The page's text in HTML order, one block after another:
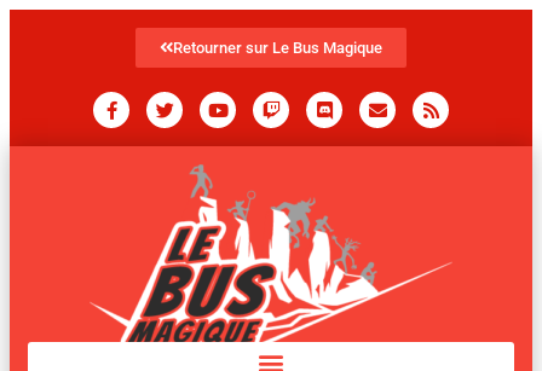
Retourner sur Le Bus Magique